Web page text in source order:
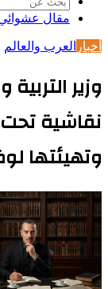
مقال
أخبار العرب والعالم
وزير
نقاشية
وتهيئتها